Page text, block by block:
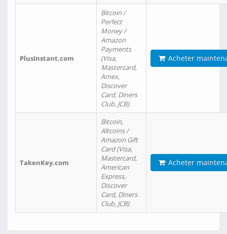
PlusInstant.com
Bitcoin /
Perfect
Money /
Amazon
Payments
(Visa,
Mastercard,
Amex,
Discover
Card, Diners
Club, JCB)
Acheter
TakenKey.com
Bitcoin,
Altcoins /
Amazon Gift
Card (Visa,
Mastercard,
American
Express,
Discover
Card, Diners
Club, JCB)
Acheter